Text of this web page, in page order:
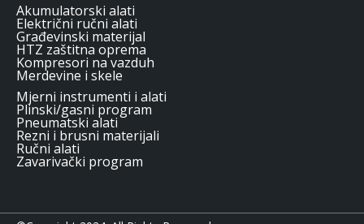
Akumulatorski alati
Električni ručni alati
Građevinski materijal
HTZ zaštitna oprema
Kompresori na vazduh
Merdevine i skele
Mjerni instrumenti i alati
Plinski/gasni program
Pneumatski alati
Rezni i brusni materijali
Ručni alati
Zavarivački program